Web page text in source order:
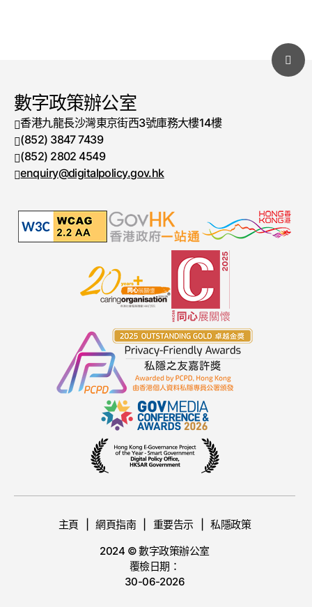
數字政策辦公室
香港九龍長沙灣東京街西3號庫務大樓14樓
電話號碼
(852) 3847 7439
傳真號碼
(852) 2802 4549
enquiry@digitalpolicy.gov.hk
主頁 網頁指南 重要告示
私隱政策
2024 © 數字政策辦公室
覆檢日期：
30-06-2026